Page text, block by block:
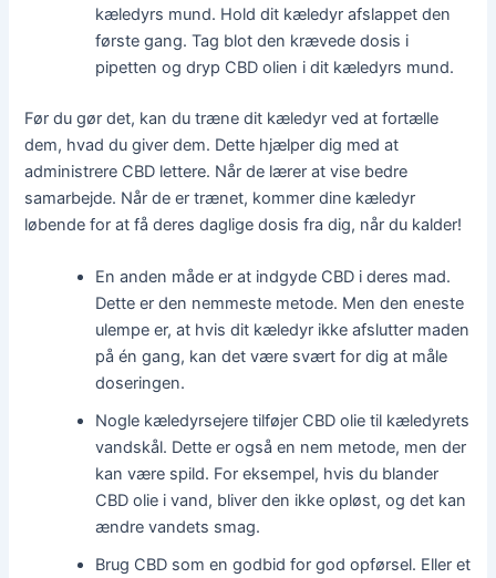
kæledyrs mund. Hold dit kæledyr afslappet den
første gang. Tag blot den krævede dosis i
pipetten og dryp CBD olien i dit kæledyrs mund.
Før du gør det, kan du træne dit kæledyr ved at fortælle
dem, hvad du giver dem. Dette hjælper dig med at
administrere CBD lettere. Når de lærer at vise bedre
samarbejde. Når de er trænet, kommer dine kæledyr
løbende for at få deres daglige dosis fra dig, når du kalder!
En anden måde er at indgyde CBD i deres mad.
Dette er den nemmeste metode. Men den eneste
ulempe er, at hvis dit kæledyr ikke afslutter maden
på én gang, kan det være svært for dig at måle
doseringen.
Nogle kæledyrsejere tilføjer CBD olie til kæledyrets
vandskål. Dette er også en nem metode, men der
kan være spild. For eksempel, hvis du blander
CBD olie i vand, bliver den ikke opløst, og det kan
ændre vandets smag.
Brug CBD som en godbid for god opførsel. Eller et